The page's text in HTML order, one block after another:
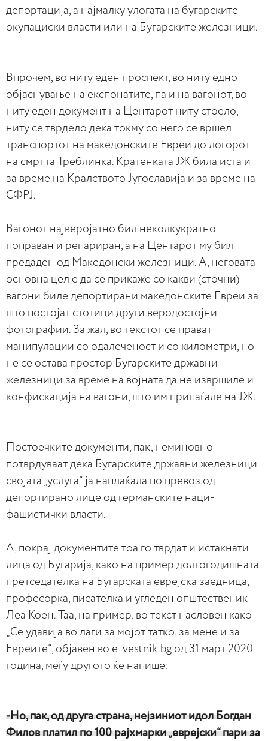
депортација, а најмалку улогата на бугарските
окупациски власти или на Бугарските железници.
Впрочем, во ниту еден проспект, во ниту едно
објаснување на експонатите, па и на вагонот, во
ниту еден документ на Центарот ниту стоело,
ниту се тврдело дека токму со него се вршел
транспортот на македонските Евреи до логорот
на смртта Треблинка. Кратенката ЈЖ била иста и
за време на Кралството Југославија и за време на
СФРЈ.
Вагонот најверојатно бил неколкукратно
поправан и репариран, а на Центарот му бил
предаден од Македонски железници. А, неговата
основна цел е да се прикаже со какви (сточни)
вагони биле депортирани македонските Евреи за
што постојат стотици други веродостојни
фотографии. За жал, во текстот се прават
манипулации со одалеченост и со километри, но
не се остава простор Бугарските државни
железници за време на војната да не извршиле и
конфискација на вагони, што им припаѓале на ЈЖ.
Постоечките документи, пак, неминовно
потврдуваат дека Бугарските државни железници
својата „услуга“ ја наплаќала по превоз од
депортирано лице од германските наци-
фашистички власти.
А, покрај документите тоа го тврдат и истакнати
лица од Бугарија, како на пример долгогодишната
претседателка на Бугарската еврејска заедница,
професорка, писателка и угледен општественик
Леа Коен. Таа, на пример, во текст насловен како
„Се удавија во лаги за мојот татко, за мене и за
Евреите“, објавен во e-vestnik.bg од 31 март 2020
година, меѓу другото ќе напише:
-Но, пак, од друга страна, нејзиниот идол Богдан
Филов платил по 100 рајхмарки „еврејски“ пари за